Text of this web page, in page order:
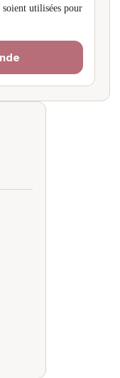
soient utilisées pour